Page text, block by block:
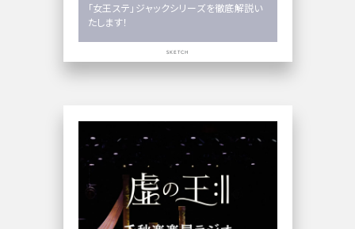
「女王ステ」ジャックシリーズを徹底解説い
たします！
SKETCH